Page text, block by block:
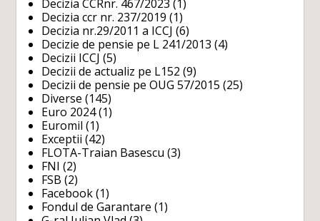
Decizia CCRnr. 467/2023 (1)
Decizia ccr nr. 237/2019 (1)
Decizia nr.29/2011 a ICCJ (6)
Decizie de pensie pe L 241/2013 (4)
Decizii ICCJ (5)
Decizii de actualiz pe L152 (9)
Decizii de pensie pe OUG 57/2015 (25)
Diverse (145)
Euro 2024(1)
Euromil (1)
Exceptii (42)
FLOTA-Traian Basescu (3)
FNI (2)
FSB (2)
Facebook (1)
Fondul de Garantare (1)